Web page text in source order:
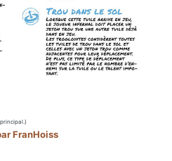
FranHoiss